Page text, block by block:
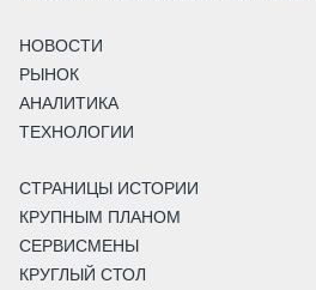
НОВОСТИ
РЫНОК
АНАЛИТИКА
ТЕХНОЛОГИИ
СТРАНИЦЫ ИСТОРИИ
КРУПНЫМ ПЛАНОМ
СЕРВИСМЕНЫ
КРУГЛЫЙ СТОЛ